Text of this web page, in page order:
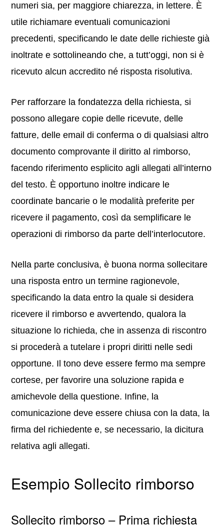
numeri sia, per maggiore chiarezza, in lettere. È
utile richiamare eventuali comunicazioni
precedenti, specificando le date delle richieste già
inoltrate e sottolineando che, a tutt’oggi, non si è
ricevuto alcun accredito né risposta risolutiva.
Per rafforzare la fondatezza della richiesta, si
possono allegare copie delle ricevute, delle
fatture, delle email di conferma o di qualsiasi altro
documento comprovante il diritto al rimborso,
facendo riferimento esplicito agli allegati all’interno
del testo. È opportuno inoltre indicare le
coordinate bancarie o le modalità preferite per
ricevere il pagamento, così da semplificare le
operazioni di rimborso da parte dell’interlocutore.
Nella parte conclusiva, è buona norma sollecitare
una risposta entro un termine ragionevole,
specificando la data entro la quale si desidera
ricevere il rimborso e avvertendo, qualora la
situazione lo richieda, che in assenza di riscontro
si procederà a tutelare i propri diritti nelle sedi
opportune. Il tono deve essere fermo ma sempre
cortese, per favorire una soluzione rapida e
amichevole della questione. Infine, la
comunicazione deve essere chiusa con la data, la
firma del richiedente e, se necessario, la dicitura
relativa agli allegati.
Esempio Sollecito rimborso
Sollecito rimborso – Prima richiesta